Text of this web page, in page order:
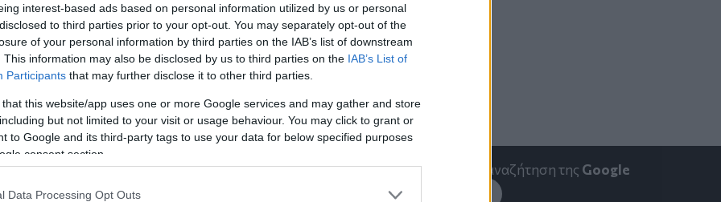
interest-based ads based on personal information utilized by us or personal
to third parties prior to your opt-out. You may separately opt-out of the
of your personal information by third parties on the IAB’s list of downstream
This information may also be disclosed by us to third parties on the IAB’s List of
Participants that may further disclose it to other third parties.
that this website/app uses one or more Google services and may gather and store
but not limited to your visit or usage behaviour. You may click to grant or
to Google and its third-party tags to use your data for below specified purposes
consent section.
Data Processing Opt Outs
Κάνε κλικ και δες περισσότεροemakedonia.gr στην αναζήτηση της Google
Πρόσθεσέ το στην